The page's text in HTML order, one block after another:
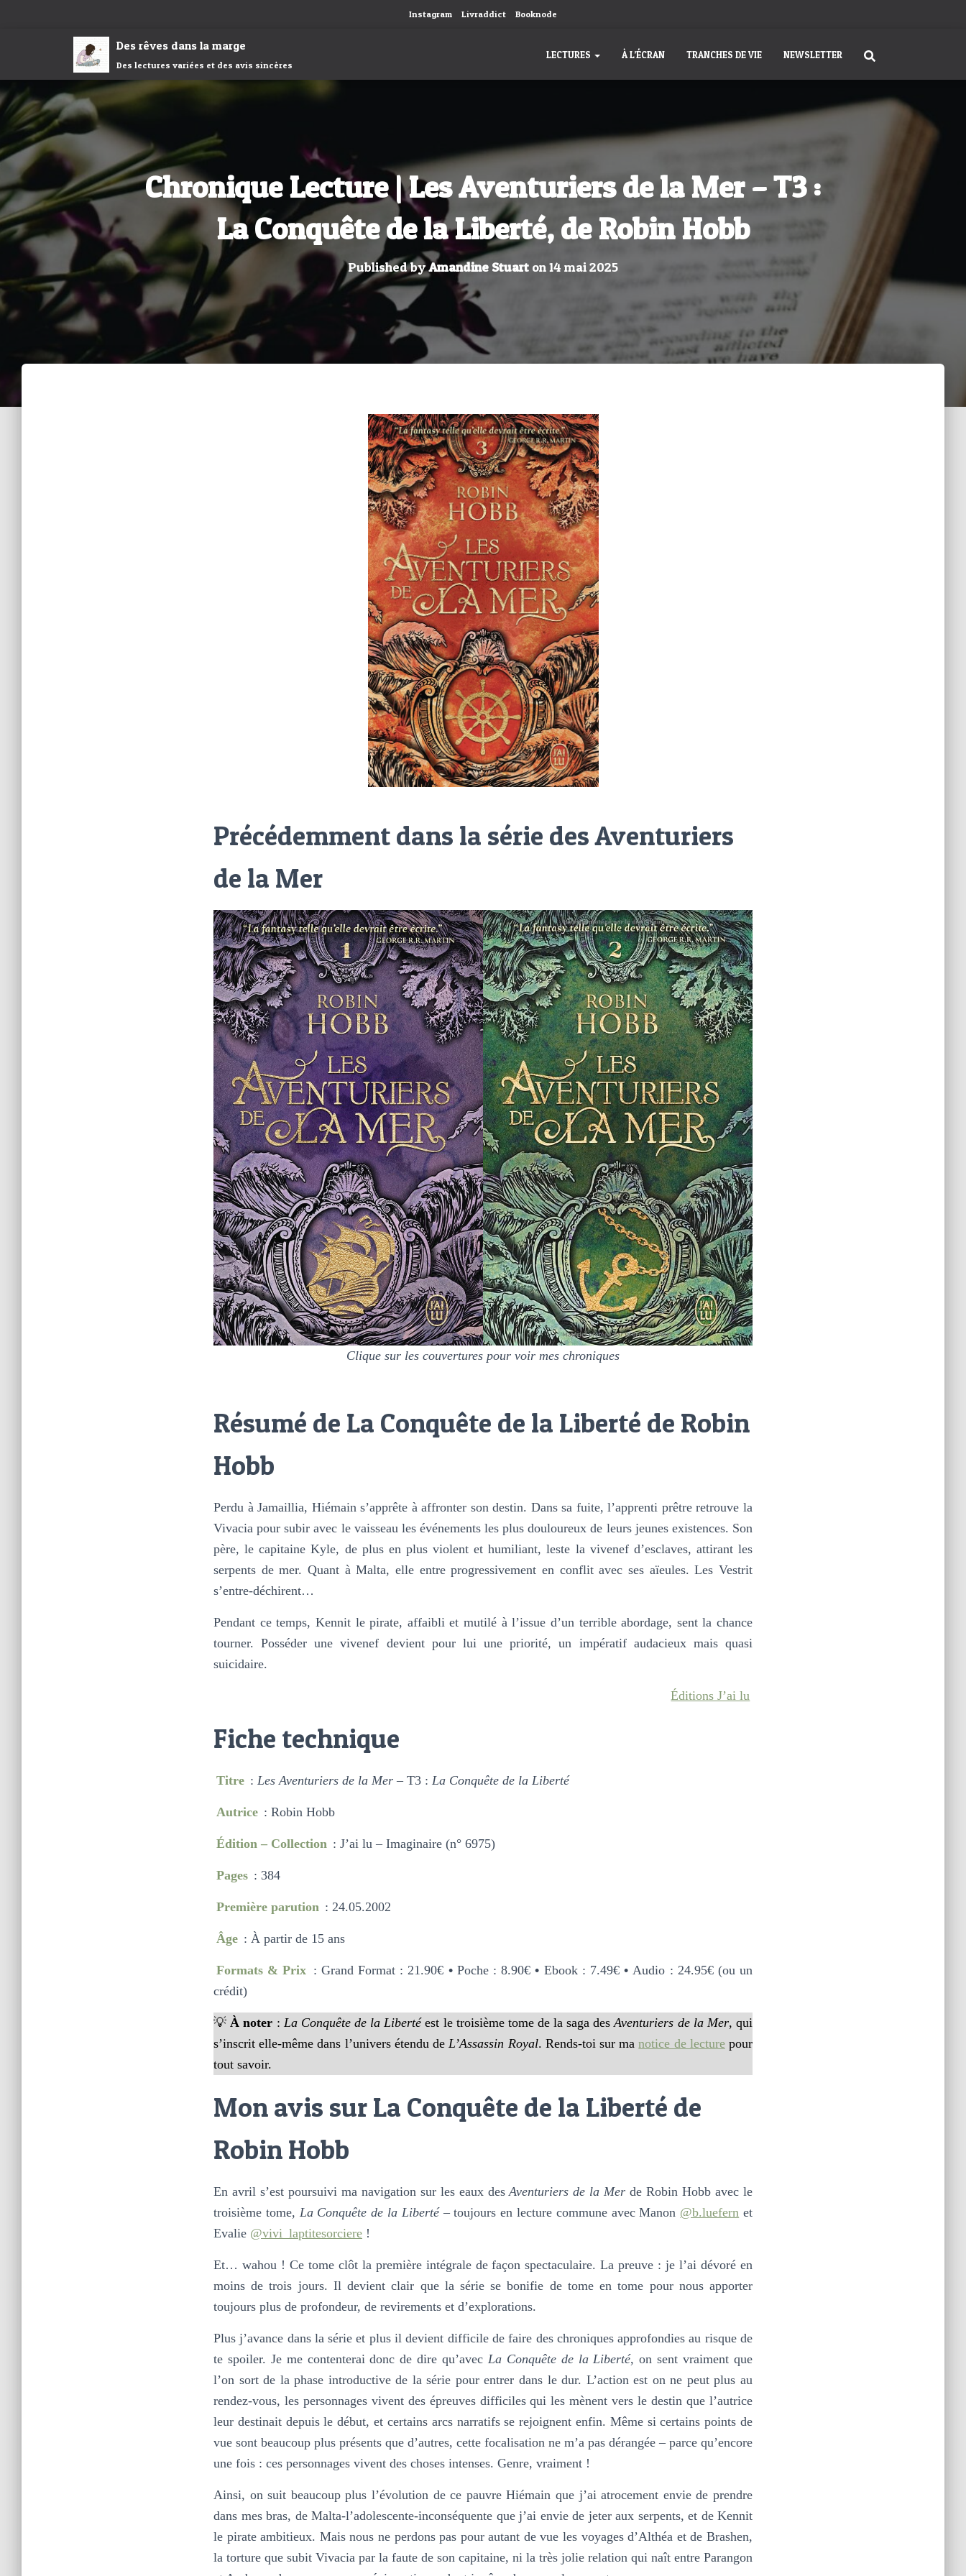
Instagram Livraddict Booknode
Des rêves dans la marge
Des lectures variées et des avis sincères
LECTURES À L’ÉCRAN TRANCHES DE VIE NEWSLETTER
Chronique Lecture | Les Aventuriers de la Mer – T3 :
La Conquête de la Liberté, de Robin Hobb
Published byAmandine Stuart on14 mai 2025
Précédemment dans la série des Aventuriers
de la Mer
Clique sur les couvertures pour voir mes chroniques
Résumé de La Conquête de la Liberté de Robin
Hobb
Perdu à Jamaillia, Hiémain s’apprête à affronter son destin. Dans sa fuite, l’apprenti prêtre retrouve la
Vivacia pour subir avec le vaisseau les événements les plus douloureux de leurs jeunes existences. Son
père, le capitaine Kyle, de plus en plus violent et humiliant, leste la vivenef d’esclaves, attirant les
serpents de mer. Quant à Malta, elle entre progressivement en conflit avec ses aïeules. Les Vestrit
s’entre-déchirent…
Pendant ce temps, Kennit le pirate, affaibli et mutilé à l’issue d’un terrible abordage, sent la chance
tourner. Posséder une vivenef devient pour lui une priorité, un impératif audacieux mais quasi
suicidaire.
Éditions J’ai lu
Fiche technique
Titre : Les Aventuriers de la Mer – T3 : La Conquête de la Liberté
Autrice : Robin Hobb
Édition – Collection : J’ai lu – Imaginaire (n° 6975)
Pages : 384
Première parution : 24.05.2002
Âge : À partir de 15 ans
Formats & Prix : Grand Format : 21.90€ •Poche : 8.90€• Ebook : 7.49€• Audio : 24.95€ (ou un
crédit)
💡 À noter : La Conquête de la Libertéest le troisième tome de la saga desAventuriers de la Mer, qui
s’inscrit elle-même dans l’univers étendu de L’Assassin Royal. Rends-toi sur manotice de lecturepour
tout savoir.
Mon avis sur La Conquête de la Liberté de
Robin Hobb
En avril s’est poursuivi ma navigation sur les eaux desAventuriers de la Mer de Robin Hobb avec le
troisième tome, La Conquête de la Liberté– toujours en lecture commune avec Manon @b.luefern et
Evalie @vivi_laptitesorciere !
Et… wahou ! Ce tome clôt la première intégrale de façon spectaculaire. La preuve : je l’ai dévoré en
moins de trois jours. Il devient clair que la série se bonifie de tome en tome pour nous apporter
toujours plus de profondeur, de revirements et d’explorations.
Plus j’avance dans la série et plus il devient difficile de faire des chroniques approfondies au risque de
te spoiler. Je me contenterai donc de dire qu’avec La Conquête de la Liberté, on sent vraiment que
l’on sort de la phase introductive de la série pour entrer dans le dur. L’action est on ne peut plus au
rendez-vous, les personnages vivent des épreuves difficiles qui les mènent vers le destin que l’autrice
leur destinait depuis le début, et certains arcs narratifs se rejoignent enfin. Même si certains points de
vue sont beaucoup plus présents que d’autres, cette focalisation ne m’a pas dérangée – parce qu’encore
une fois : ces personnages vivent des choses intenses. Genre, vraiment !
Ainsi, on suit beaucoup plus l’évolution de ce pauvre Hiémain que j’ai atrocement envie de prendre
dans mes bras, de Malta-l’adolescente-inconséquente que j’ai envie de jeter aux serpents, et de Kennit
le pirate ambitieux. Mais nous ne perdons pas pour autant de vue les voyages d’Althéa et de Brashen,
la torture que subit Vivacia par la faute de son capitaine, ni la très jolie relation qui naît entre Parangon